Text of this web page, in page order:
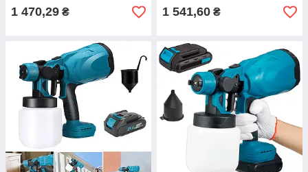
1 470,29 ₴ 1 541,60 ₴